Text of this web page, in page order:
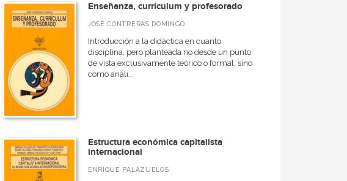
Enseñanza, currículum y profesorado
JOSÉ CONTRERAS DOMINGO
Introducción a la didáctica en cuanto
disciplina, pero planteada no desde un punto
de vista exclusivamente teórico o formal, sino
como análi...
Estructura económica capitalista
internacional
ENRIQUE PALAZUELOS